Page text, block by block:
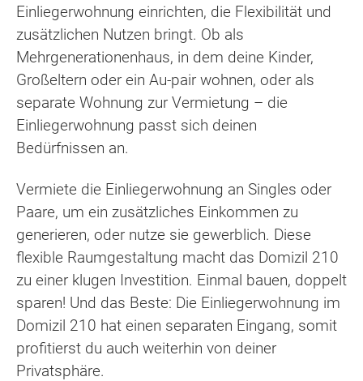
Einliegerwohnung einrichten, die Flexibilität und
zusätzlichen Nutzen bringt. Ob als
Mehrgenerationenhaus, in dem deine Kinder,
Großeltern oder ein Au-pair wohnen, oder als
separate Wohnung zur Vermietung – die
Einliegerwohnung passt sich deinen
Bedürfnissen an.
Vermiete die Einliegerwohnung an Singles oder
Paare, um ein zusätzliches Einkommen zu
generieren, oder nutze sie gewerblich. Diese
flexible Raumgestaltung macht das Domizil 210
zu einer klugen Investition. Einmal bauen, doppelt
sparen! Und das Beste: Die Einliegerwohnung im
Domizil 210 hat einen separaten Eingang, somit
profitierst du auch weiterhin von deiner
Privatsphäre.